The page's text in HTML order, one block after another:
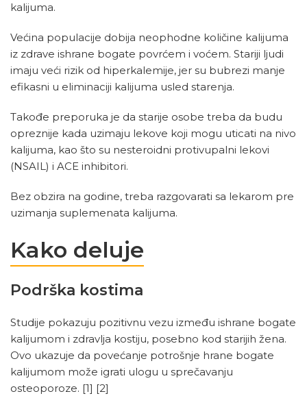
kalijuma.
Većina populacije dobija neophodne količine kalijuma
iz zdrave ishrane bogate povrćem i voćem. Stariji ljudi
imaju veći rizik od hiperkalemije, jer su bubrezi manje
efikasni u eliminaciji kalijuma usled starenja.
Takođe preporuka je da starije osobe treba da budu
opreznije kada uzimaju lekove koji mogu uticati na nivo
kalijuma, kao što su nesteroidni protivupalni lekovi
(NSAIL) i ACE inhibitori.
Bez obzira na godine, treba razgovarati sa lekarom pre
uzimanja suplemenata kalijuma.
Kako deluje
Podrška kostima
Studije pokazuju pozitivnu vezu između ishrane bogate
kalijumom i zdravlja kostiju, posebno kod starijih žena.
Ovo ukazuje da povećanje potrošnje hrane bogate
kalijumom može igrati ulogu u sprečavanju
osteoporoze. [1] [2]